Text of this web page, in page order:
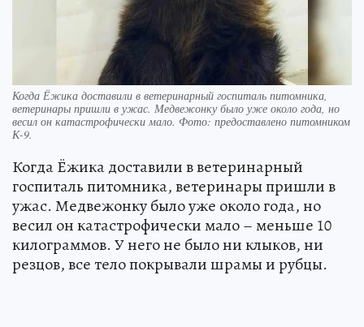
Когда Ёжика доставили в ветеринарный госпиталь питомника,
ветеринары пришли в ужас. Медвежонку было уже около года, но
весил он катастрофически мало. Фото: предоставлено питомником
К-9.
Когда Ёжика доставили в ветеринарный
госпиталь питомника, ветеринары пришли в
ужас. Медвежонку было уже около года, но
весил он катастрофически мало – меньше 10
килограммов. У него не было ни клыков, ни
резцов, все тело покрывали шрамы и рубцы.